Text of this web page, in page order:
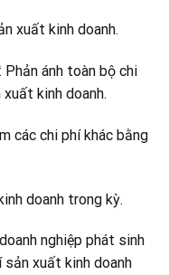
xuất kinh doanh.
: Phản ánh toàn bộ chi
kinh doanh.
các chi phí khác bằng
doanh trong kỳ.